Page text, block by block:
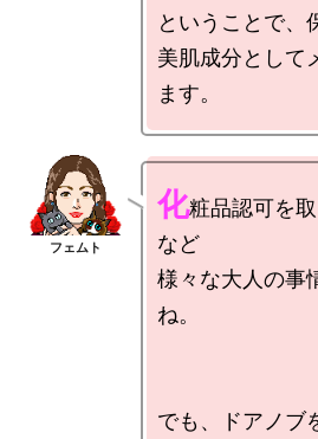
ということで、
美肌成分として
化粧品認可を
など
様々な大人の事
ね。
でも、ドアノブ